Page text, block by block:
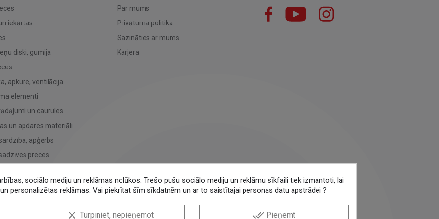
iekārtas
diski, gumija
apkure, ventilācija
elementi
un caurules
un apdares materiāli
apģērbs
preces
tehnikas rez. daļas
Par mums
Privātuma politika
Sazināties ar mums
Karjera
Facebook YouTube
sociālo mediju un reklāmas nolūkos. Trešo pušu sociālo mediju un reklāmu sīkfaili tiek izmantoti, lai
personalizētas reklāmas. Vai piekrītat šīm sīkdatnēm un ar to saistītajai personas datu apstrādei ?
done_all Pieņemt
clear Turpiniet, nepieņemot